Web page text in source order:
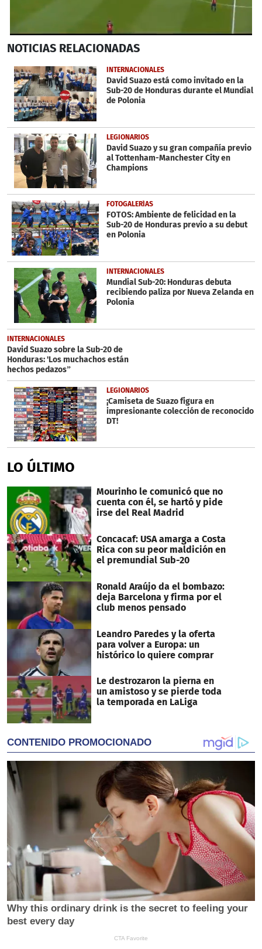
seconds
1
minute,
58
seconds
NOTICIAS RELACIONADAS
INTERNACIONALES
David Suazo está como invitado en la
Sub-20 de Honduras durante el Mundial
de Polonia
LEGIONARIOS
David Suazo y su gran compañía previo
al Tottenham-Manchester City en
Champions
FOTOGALERÍAS
FOTOS: Ambiente de felicidad en la
Sub-20 de Honduras previo a su debut
en Polonia
INTERNACIONALES
Mundial Sub-20: Honduras debuta
recibiendo paliza por Nueva Zelanda en
Polonia
INTERNACIONALES
David Suazo sobre la Sub-20 de
Honduras: 'Los muchachos están
hechos pedazos”
LEGIONARIOS
¡Camiseta de Suazo figura en
impresionante colección de reconocido
DT!
LO ÚLTIMO
Mourinho le comunicó que no
cuenta con él, se hartó y pide
irse del Real Madrid
Concacaf: USA amarga a Costa
Rica con su peor maldición en
el premundial Sub-20
Ronald Araújo da el bombazo:
deja Barcelona y firma por el
club menos pensado
Leandro Paredes y la oferta
para volver a Europa: un
histórico lo quiere comprar
Le destrozaron la pierna en
un amistoso y se pierde toda
la temporada en LaLiga